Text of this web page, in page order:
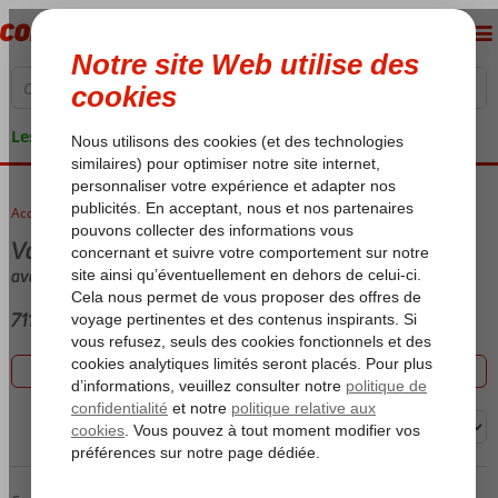
Les garanties de vacances
Accueil voyages
Voyages
avec Logement
711 offres
Filtrez les 711 offres
Trier par: